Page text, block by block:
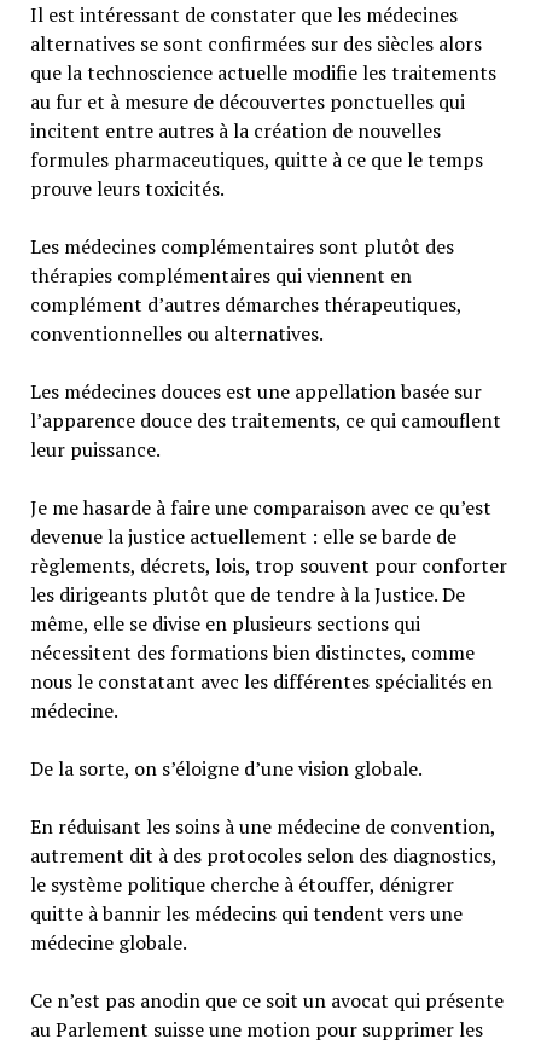
Il est intéressant de constater que les médecines
alternatives se sont confirmées sur des siècles alors
que la technoscience actuelle modifie les traitements
au fur et à mesure de découvertes ponctuelles qui
incitent entre autres à la création de nouvelles
formules pharmaceutiques, quitte à ce que le temps
prouve leurs toxicités.
Les médecines complémentaires sont plutôt des
thérapies complémentaires qui viennent en
complément d’autres démarches thérapeutiques,
conventionnelles ou alternatives.
Les médecines douces est une appellation basée sur
l’apparence douce des traitements, ce qui camouflent
leur puissance.
Je me hasarde à faire une comparaison avec ce qu’est
devenue la justice actuellement : elle se barde de
règlements, décrets, lois, trop souvent pour conforter
les dirigeants plutôt que de tendre à la Justice. De
même, elle se divise en plusieurs sections qui
nécessitent des formations bien distinctes, comme
nous le constatant avec les différentes spécialités en
médecine.
De la sorte, on s’éloigne d’une vision globale.
En réduisant les soins à une médecine de convention,
autrement dit à des protocoles selon des diagnostics,
le système politique cherche à étouffer, dénigrer
quitte à bannir les médecins qui tendent vers une
médecine globale.
Ce n’est pas anodin que ce soit un avocat qui présente
au Parlement suisse une motion pour supprimer les